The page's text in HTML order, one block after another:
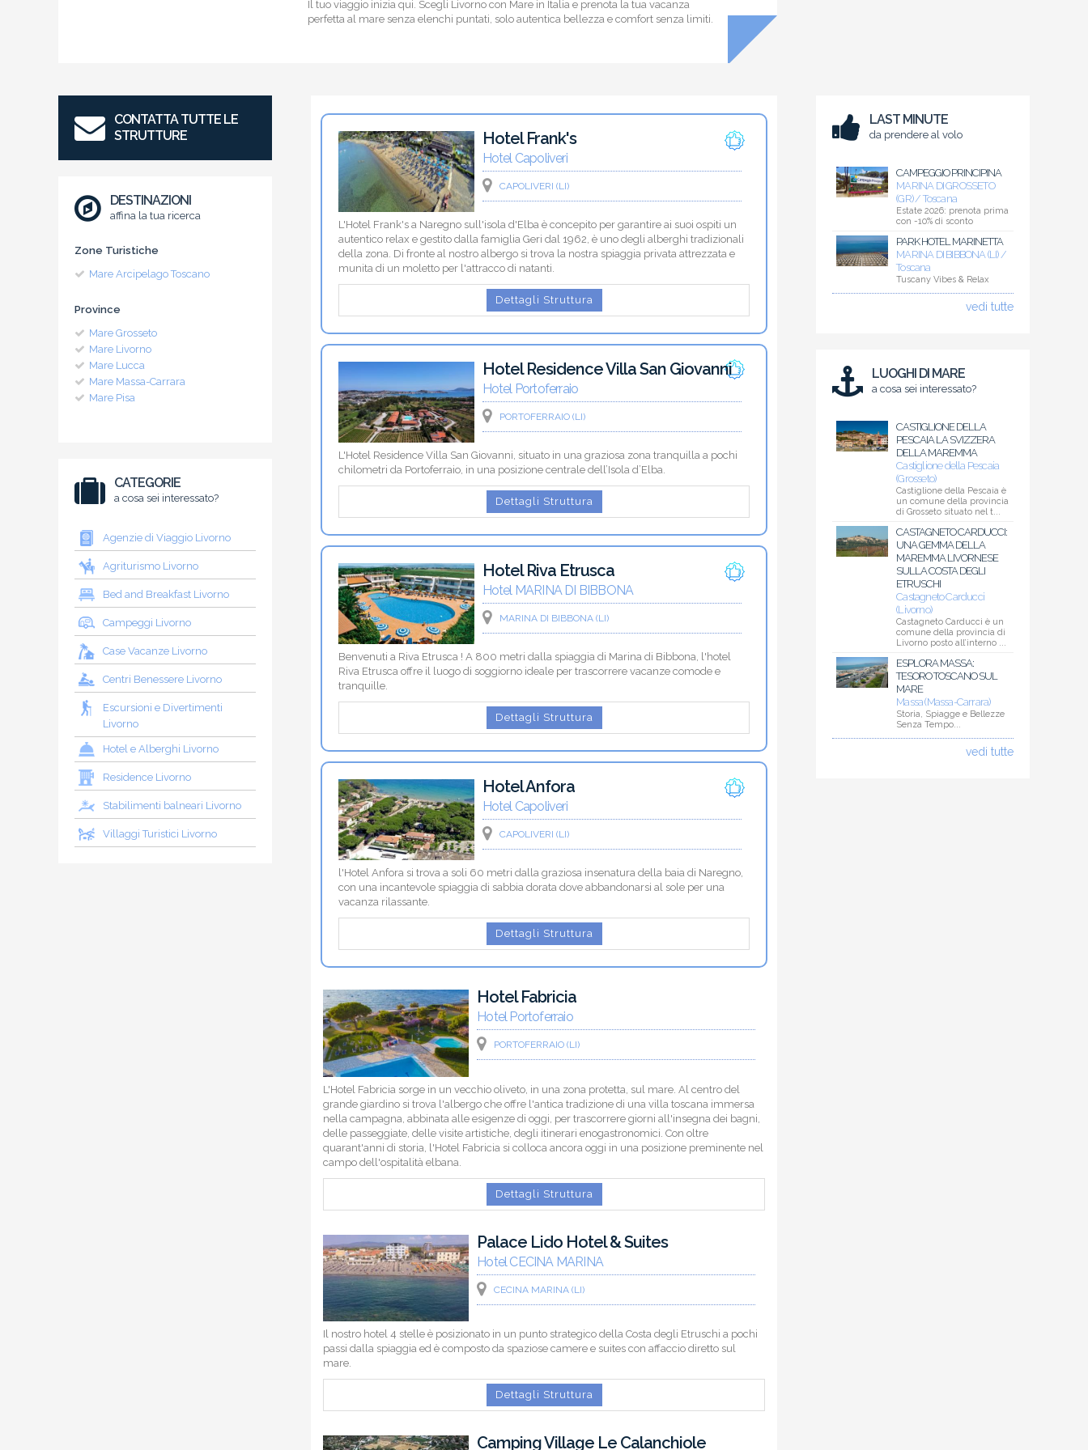
Il tuo viaggio inizia qui. Scegli Livorno con Mare in Italia e prenota la tua vacanza
perfetta al mare senza elenchi puntati, solo autentica bellezza e comfort senza limiti.
CONTATTA TUTTE LE
STRUTTURE
DESTINAZIONI
affina la tua ricerca
Zone Turistiche
Mare Arcipelago Toscano
Province
Mare Grosseto
Mare Livorno
Mare Lucca
Mare Massa-Carrara
Mare Pisa
CATEGORIE
a cosa sei interessato?
Agenzie di Viaggio Livorno
Agriturismo Livorno
Bed and Breakfast Livorno
Campeggi Livorno
Case Vacanze Livorno
Centri Benessere Livorno
Escursioni e Divertimenti
Livorno
Hotel e Alberghi Livorno
Residence Livorno
Stabilimenti balneari Livorno
Villaggi Turistici Livorno
Hotel Frank's
Hotel Capoliveri
CAPOLIVERI (LI)
L'Hotel Frank's a Naregno sull'isola d'Elba è concepito per garantire ai suoi ospiti un
autentico relax e gestito dalla famiglia Geri dal 1962, è uno degli alberghi tradizionali
della zona. Di fronte al nostro albergo si trova la nostra spiaggia privata attrezzata e
munita di un moletto per l'attracco di natanti.
Dettagli Struttura
Hotel Residence Villa San Giovanni
Hotel Portoferraio
PORTOFERRAIO (LI)
L'Hotel Residence Villa San Giovanni, situato in una graziosa zona tranquilla a pochi
chilometri da Portoferraio, in una posizione centrale dell’Isola d’Elba.
Dettagli Struttura
Hotel Riva Etrusca
Hotel MARINA DI BIBBONA
MARINA DI BIBBONA (LI)
Benvenuti a Riva Etrusca ! A 800 metri dalla spiaggia di Marina di Bibbona, l'hotel
Riva Etrusca offre il luogo di soggiorno ideale per trascorrere vacanze comode e
tranquille.
Dettagli Struttura
Hotel Anfora
Hotel Capoliveri
CAPOLIVERI (LI)
l'Hotel Anfora si trova a soli 60 metri dalla graziosa insenatura della baia di Naregno,
con una incantevole spiaggia di sabbia dorata dove abbandonarsi al sole per una
vacanza rilassante.
Dettagli Struttura
Hotel Fabricia
Hotel Portoferraio
PORTOFERRAIO (LI)
L'Hotel Fabricia sorge in un vecchio oliveto, in una zona protetta, sul mare. Al centro del
grande giardino si trova l'albergo che offre l'antica tradizione di una villa toscana immersa
nella campagna, abbinata alle esigenze di oggi, per trascorrere giorni all'insegna dei bagni,
delle passeggiate, delle visite artistiche, degli itinerari enogastronomici. Con oltre
quarant'anni di storia, l'Hotel Fabricia si colloca ancora oggi in una posizione preminente nel
campo dell'ospitalità elbana.
Dettagli Struttura
Palace Lido Hotel & Suites
Hotel CECINA MARINA
CECINA MARINA (LI)
Il nostro hotel 4 stelle è posizionato in un punto strategico della Costa degli Etruschi a pochi
passi dalla spiaggia ed è composto da spaziose camere e suites con affaccio diretto sul
mare.
Dettagli Struttura
Camping Village Le Calanchiole
LAST MINUTE
da prendere al volo
CAMPEGGIO PRINCIPINA
MARINA DI GROSSETO
(GR) / Toscana
Estate 2026: prenota prima
con -10% di sconto
PARK HOTEL MARINETTA
MARINA DI BIBBONA (LI) /
Toscana
Tuscany Vibes & Relax
vedi tutte
LUOGHI DI MARE
a cosa sei interessato?
CASTIGLIONE DELLA
PESCAIA LA SVIZZERA
DELLA MAREMMA
Castiglione della Pescaia
(Grosseto)
Castiglione della Pescaia è
un comune della provincia
di Grosseto situato nel t...
CASTAGNETO CARDUCCI:
UNA GEMMA DELLA
MAREMMA LIVORNESE
SULLA COSTA DEGLI
ETRUSCHI
Castagneto Carducci
(Livorno)
Castagneto Carducci è un
comune della provincia di
Livorno posto all’interno ...
ESPLORA MASSA:
TESORO TOSCANO SUL
MARE
Massa (Massa-Carrara)
Storia, Spiagge e Bellezze
Senza Tempo...
vedi tutte